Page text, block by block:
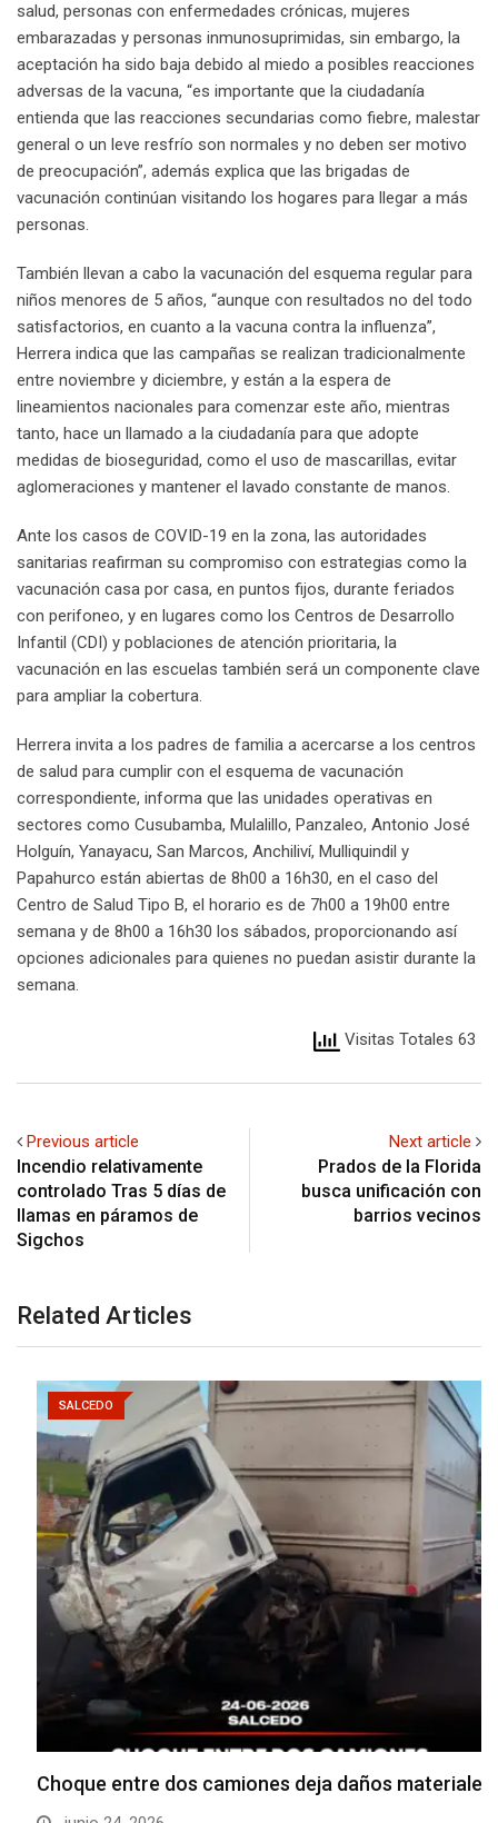
salud, personas con enfermedades crónicas, mujeres
embarazadas y personas inmunosuprimidas, sin embargo, la
aceptación ha sido baja debido al miedo a posibles reacciones
adversas de la vacuna, “es importante que la ciudadanía
entienda que las reacciones secundarias como fiebre, malestar
general o un leve resfrío son normales y no deben ser motivo
de preocupación”, además explica que las brigadas de
vacunación continúan visitando los hogares para llegar a más
personas.
También llevan a cabo la vacunación del esquema regular para
niños menores de 5 años, “aunque con resultados no del todo
satisfactorios, en cuanto a la vacuna contra la influenza”,
Herrera indica que las campañas se realizan tradicionalmente
entre noviembre y diciembre, y están a la espera de
lineamientos nacionales para comenzar este año, mientras
tanto, hace un llamado a la ciudadanía para que adopte
medidas de bioseguridad, como el uso de mascarillas, evitar
aglomeraciones y mantener el lavado constante de manos.
Ante los casos de COVID-19 en la zona, las autoridades
sanitarias reafirman su compromiso con estrategias como la
vacunación casa por casa, en puntos fijos, durante feriados
con perifoneo, y en lugares como los Centros de Desarrollo
Infantil (CDI) y poblaciones de atención prioritaria, la
vacunación en las escuelas también será un componente clave
para ampliar la cobertura.
Herrera invita a los padres de familia a acercarse a los centros
de salud para cumplir con el esquema de vacunación
correspondiente, informa que las unidades operativas en
sectores como Cusubamba, Mulalillo, Panzaleo, Antonio José
Holguín, Yanayacu, San Marcos, Anchiliví, Mulliquindil y
Papahurco están abiertas de 8h00 a 16h30, en el caso del
Centro de Salud Tipo B, el horario es de 7h00 a 19h00 entre
semana y de 8h00 a 16h30 los sábados, proporcionando así
opciones adicionales para quienes no puedan asistir durante la
semana.
Visitas Totales 63
Previous article
Incendio relativamente
controlado Tras 5 días de
llamas en páramos de
Sigchos
Next article
Prados de la Florida
busca unificación con
barrios vecinos
Related Articles
SALCEDO
Choque entre dos camiones deja daños materiales